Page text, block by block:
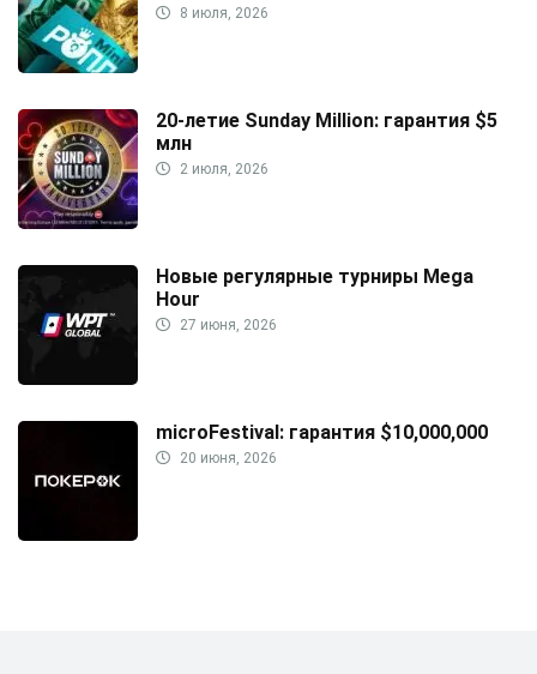
8 июля, 2026
20-летие Sunday Million: гарантия $5
млн
2 июля, 2026
Новые регулярные турниры Mega
Hour
27 июня, 2026
microFestival: гарантия $10,000,000
20 июня, 2026